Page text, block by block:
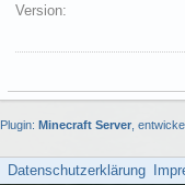
Version
Plugin: Minecraft Server ,
Datenschutzerklärung